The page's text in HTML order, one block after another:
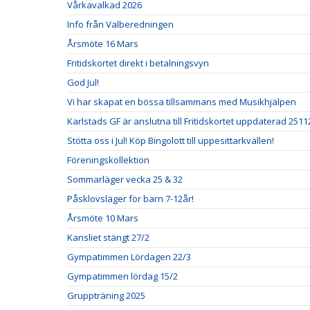
Vårkavalkad 2026
Info från Valberedningen
Årsmöte 16 Mars
Fritidskortet direkt i betalningsvyn
God Jul!
Vi har skapat en bössa tillsammans med Musikhjälpen
Karlstads GF är anslutna till Fritidskortet uppdaterad
Stötta oss i Jul! Köp Bingolott till uppesittarkvällen!
Föreningskollektion
Sommarläger vecka 25 & 32
Påsklovsläger för barn 7-12år!
Årsmöte 10 Mars
Kansliet stängt 27/2
Gympatimmen Lördagen 22/3
Gympatimmen lördag 15/2
Gruppträning 2025